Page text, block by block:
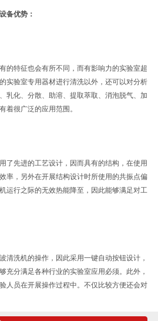
备优势：
特征也会有所不同，而有影响力的实验室超
实验室专用器材进行清洗以外，还可以对分析
乳化、分散、助溶、提取萃取、消泡脱气、加
着很广泛的应用范围。
先进的工艺设计，因而具有的结构，在使用
率，另外在开展结构设计时所使用的共振点偏
运行之际的无效热能降至，因此能够满足对工
洗机的操作，因此采用一键自动按钮设计，
充分满足各种行业的实验室应用必须。此外，
人员在开展操作过程中。不仅比较方便还会对